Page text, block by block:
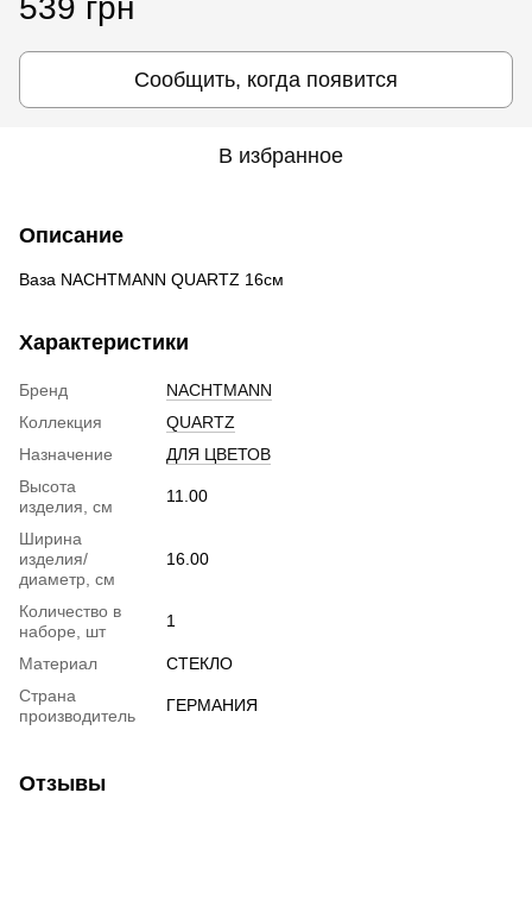
539 грн
Сообщить, когда появится
В избранное
Описание
Ваза NACHTMANN QUARTZ 16см
Характеристики
Бренд
NACHTMANN
Коллекция
QUARTZ
Назначение
ДЛЯ ЦВЕТОВ
Высота
изделия, см
11.00
Ширина
изделия/
диаметр, см
16.00
Количество в
наборе, шт
1
Материал
СТЕКЛО
Страна
производитель
ГЕРМАНИЯ
Отзывы